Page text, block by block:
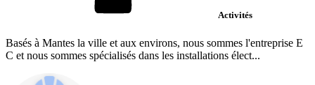
Activités
Basés à Mantes la ville et aux environs, nous sommes l'entreprise E
C et nous sommes spécialisés dans les installations élect...